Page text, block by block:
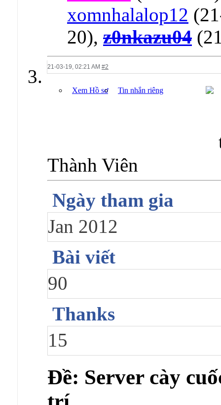
xomnhalalop12
20), z0nkazu04
21-03-19, 02:21 AM #2
Xem Hồ sơ Tin nhắn riêng
Thành Viên
Ngày tham gia
Jan 2012
Bài viết
90
Thanks
15
Ðề: Server cày